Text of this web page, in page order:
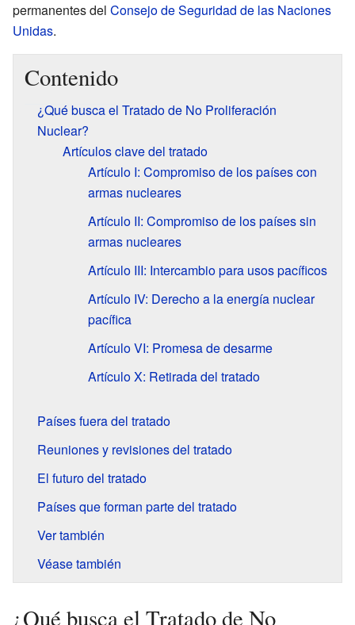
permanentes del Consejo de Seguridad de las Naciones
Unidas.
Contenido
¿Qué busca el Tratado de No Proliferación
Nuclear?
Artículos clave del tratado
Artículo I: Compromiso de los países con
armas nucleares
Artículo II: Compromiso de los países sin
armas nucleares
Artículo III: Intercambio para usos pacíficos
Artículo IV: Derecho a la energía nuclear
pacífica
Artículo VI: Promesa de desarme
Artículo X: Retirada del tratado
Países fuera del tratado
Reuniones y revisiones del tratado
El futuro del tratado
Países que forman parte del tratado
Ver también
Véase también
¿Qué busca el Tratado de No